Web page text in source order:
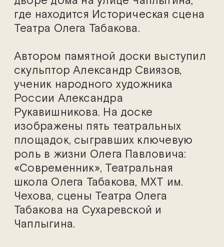
где находится Историческая сцена
Театра Олега Табакова.
Автором памятной доски выступил
скульптор Александр Свиязов,
ученик народного художника
России Александра
Рукавишникова. На доске
изображены пять театральных
площадок, сыгравших ключевую
роль в жизни Олега Павловича:
«Современник», Театральная
школа Олега Табакова, МХТ им.
Чехова, сцены Театра Олега
Табакова на Сухаревской и
Чаплыгина.